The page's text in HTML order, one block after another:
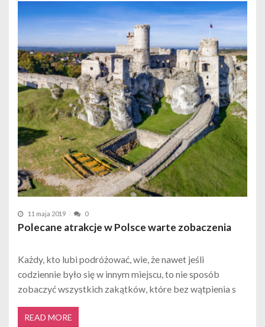
11 maja 2019 0
Polecane atrakcje w Polsce warte zobaczenia
Każdy, kto lubi podróżować, wie, że nawet jeśli
codziennie było się w innym miejscu, to nie sposób
zobaczyć wszystkich zakątków, które bez wątpienia s
READ MORE